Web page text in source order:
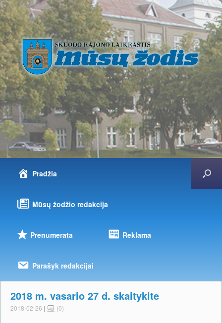
Pradžia
Mūsų žodžio redakcija
Prenumerata Reklama
Parašyk redakcijai
2018 m. vasario 27 d. skaitykite
2018-02-26 | (0)